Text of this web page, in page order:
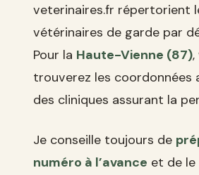
veterinaires.fr répertorient
vétérinaires de garde par
Pour la Haute-Vienne (87)
trouverez les coordonnées
des cliniques assurant la
Je conseille toujours de
numéro à l’avance et de